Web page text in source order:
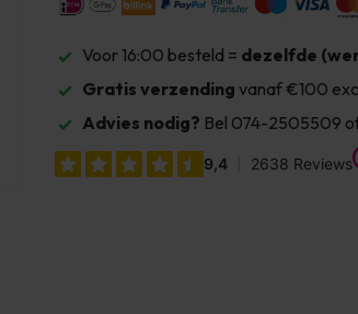
Voor 16:00 besteld = dezelfde
Gratis verzending vanaf €100
Advies nodig? Bel 074-2505509